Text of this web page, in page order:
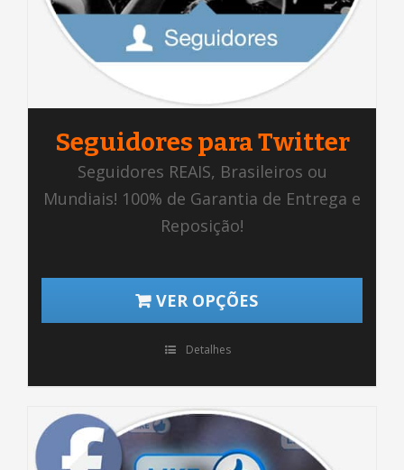
Seguidores para Twitter
Seguidores REAIS, Brasileiros ou
Mundiais! 100% de Garantia de Entrega e
Reposição!
VER OPÇÕES
Detalhes